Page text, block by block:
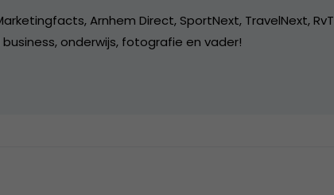
Arnhem Direct, SportNext, TravelNext, RvT
business, onderwijs, fotografie en vader!